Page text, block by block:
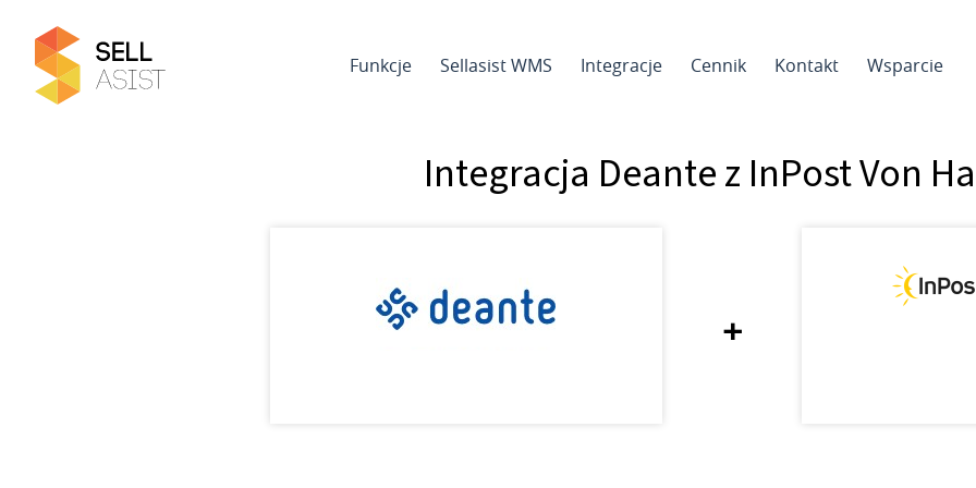
Funkcje Sellasist WMS Integracje Cennik Kontakt Wsparcie
Integracja Deante z InPost Von
+